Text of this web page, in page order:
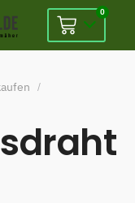
0
/